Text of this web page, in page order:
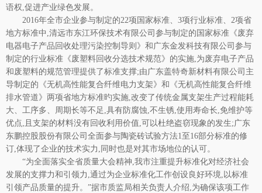
语权,促进产业绿色发展。
2016年全市企业参与制定的22项国家标准、3项行业标准、2项省
地方标准中,清远市东江环保技术有限公司参与制定的国家标准《废弃
电器电子产品回收处理污染控制导则》和广东金发科技有限公司参与
制定的行业标准《废塑料回收分选技术规范》的实施,为废弃电子产品
和废塑料的规范管理提供了标准支撑;由广东盖特奇新材料有限公司主
导制定的《无机高性能复合纤维电力支架》和《无机高性能复合纤维
排水管道》两项省地方标准旳实施,改变了传统金属支架生产过程能耗
大、工序多、周期长等不足,具有防腐蚀,不生锈,使用寿命长,免维护等
优点,且支架的材料没有回收利用价值,可以杜绝盗窃现象的发生;广东
东鹏控股股份有限公司全面参与陶瓷砖试验方法1至16部分标准的修
订,体现了企业的技术实力,同时也是对其市场地位的认可。
“为全面落实全省质量大会精神,我市注重提升标准化对经济社会
发展的支撑力和引领力,通过为企业标准化工作创设良好环境,以标准
引领产品质量的提升。”据市质监局相关负责人介绍,为确保该项工作